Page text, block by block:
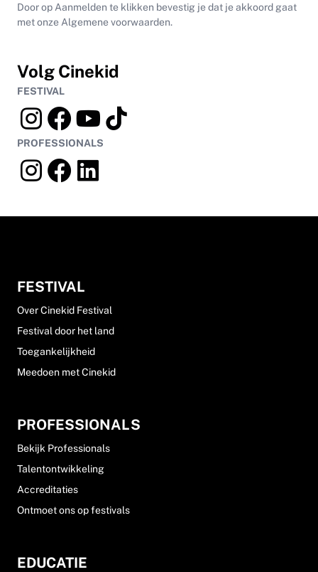
Door op Aanmelden te klikken bevestig je dat je akkoord gaat
met onze Algemene voorwaarden.
Volg Cinekid
FESTIVAL
PROFESSIONALS
FESTIVAL
Over Cinekid Festival
Festival door het land
Toegankelijkheid
Meedoen met Cinekid
PROFESSIONALS
Bekijk Professionals
Talentontwikkeling
Accreditaties
Ontmoet ons op festivals
EDUCATIE